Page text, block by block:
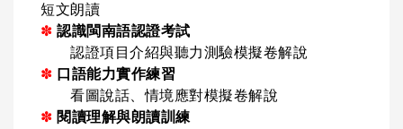
短文朗讀
✽ 認識閩南語認證考試
認證項目介紹與聽力測驗模擬卷解說
✽ 口語能力實作練習
看圖說話、情境應對模擬卷解說
✽ 閱讀理解與朗讀訓練